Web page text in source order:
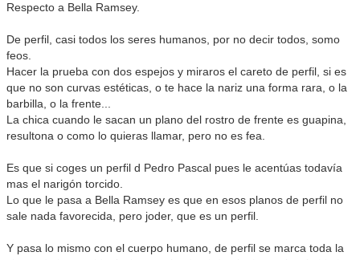
Respecto a Bella Ramsey.
De perfil, casi todos los seres humanos, por no decir todos, somo
feos.
Hacer la prueba con dos espejos y miraros el careto de perfil, si es
que no son curvas estéticas, o te hace la nariz una forma rara, o la
barbilla, o la frente...
La chica cuando le sacan un plano del rostro de frente es guapina,
resultona o como lo quieras llamar, pero no es fea.
Es que si coges un perfil d Pedro Pascal pues le acentúas todavía
mas el narigón torcido.
Lo que le pasa a Bella Ramsey es que en esos planos de perfil no
sale nada favorecida, pero joder, que es un perfil.
Y pasa lo mismo con el cuerpo humano, de perfil se marca toda la